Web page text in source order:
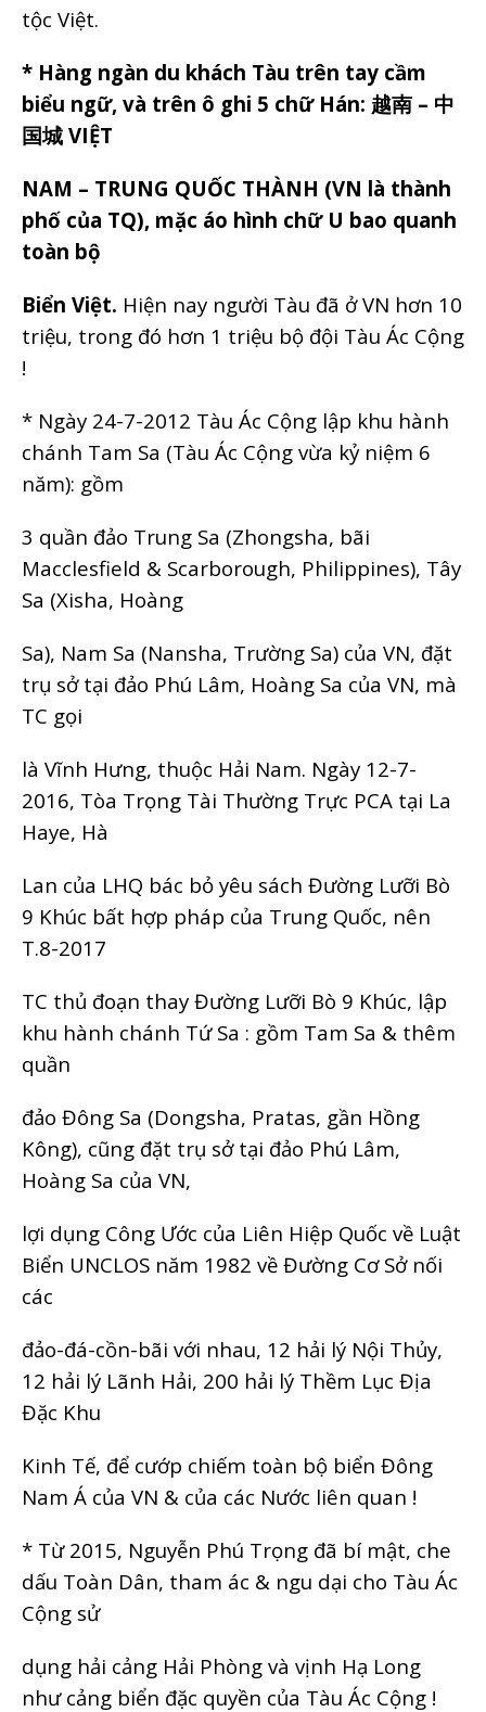
tộc Việt.
* Hàng ngàn du khách Tàu trên tay cầm
biểu ngữ, và trên ô ghi 5 chữ Hán: 越南 – 中
国城 VIỆT
NAM – TRUNG QUỐC THÀNH (VN là thành
phố của TQ), mặc áo hình chữ U bao quanh
toàn bộ
Biển Việt. Hiện nay người Tàu đã ở VN hơn 10
triệu, trong đó hơn 1 triệu bộ đội Tàu Ác Cộng
!
* Ngày 24-7-2012 Tàu Ác Cộng lập khu hành
chánh Tam Sa (Tàu Ác Cộng vừa kỷ niệm 6
năm): gồm
3 quần đảo Trung Sa (Zhongsha, bãi
Macclesfield & Scarborough, Philippines), Tây
Sa (Xisha, Hoàng
Sa), Nam Sa (Nansha, Trường Sa) của VN, đặt
trụ sở tại đảo Phú Lâm, Hoàng Sa của VN, mà
TC gọi
là Vĩnh Hưng, thuộc Hải Nam. Ngày 12-7-
2016, Tòa Trọng Tài Thường Trực PCA tại La
Haye, Hà
Lan của LHQ bác bỏ yêu sách Đường Lưỡi Bò
9 Khúc bất hợp pháp của Trung Quốc, nên
T.8-2017
TC thủ đoạn thay Đường Lưỡi Bò 9 Khúc, lập
khu hành chánh Tứ Sa : gồm Tam Sa & thêm
quần
đảo Đông Sa (Dongsha, Pratas, gần Hồng
Kông), cũng đặt trụ sở tại đảo Phú Lâm,
Hoàng Sa của VN,
lợi dụng Công Ước của Liên Hiệp Quốc về Luật
Biển UNCLOS năm 1982 về Đường Cơ Sở nối
các
đảo-đá-cồn-bãi với nhau, 12 hải lý Nội Thủy,
12 hải lý Lãnh Hải, 200 hải lý Thềm Lục Địa
Đặc Khu
Kinh Tế, để cướp chiếm toàn bộ biển Đông
Nam Á của VN & của các Nước liên quan !
* Từ 2015, Nguyễn Phú Trọng đã bí mật, che
dấu Toàn Dân, tham ác & ngu dại cho Tàu Ác
Cộng sử
dụng hải cảng Hải Phòng và vịnh Hạ Long
như cảng biển đặc quyền của Tàu Ác Cộng !